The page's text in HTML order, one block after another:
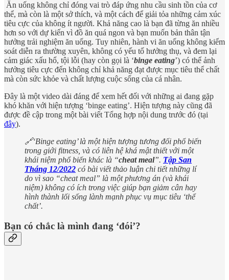
Ăn uống không chỉ đóng vai trò đáp ứng nhu cầu sinh tồn của cơ
thể, mà còn là một sở thích, và một cách để giải tỏa những cảm xúc
tiêu cực của không ít người. Khả năng cao là bạn đã từng ăn nhiều
hơn so với dự kiến vì đồ ăn quá ngon và bạn muốn bản thân tận
hưởng trải nghiệm ăn uống. Tuy nhiên, hành vi ăn uống không kiểm
soát diễn ra thường xuyên, không có yếu tố hưởng thụ, và đem lại
cảm giác xấu hổ, tội lỗi (hay còn gọi là ‘binge eating’) có thể ảnh
hưởng tiêu cực đến không chỉ khả năng đạt được mục tiêu thể chất
mà còn sức khỏe và chất lượng cuộc sống của cá nhân.
Đây là một video dài đáng để xem hết đối với những ai đang gặp
khó khăn với hiện tượng ‘binge eating’. Hiện tượng này cũng đã
được đề cập trong một bài viết Tổng hợp nội dung trước đó (tại
đây).
🔗‘Binge eating’ là một hiện tượng tương đối phổ biến
trong giới fitness, và có liên hệ khá mật thiết với một
khái niệm phổ biến khác là “cheat meal”. Tập San
Tháng 12/2022 có bài viết thảo luận chi tiết những lí
do vì sao “cheat meal” là một phương án (và khái
niệm) không có ích trong việc giúp bạn giảm cân hay
hình thành lối sống lành mạnh phục vụ mục tiêu ‘thể
chất’.
Bạn có chắc là mình đang ‘đói’?